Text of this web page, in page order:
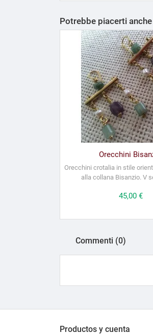
Potrebbe piacerti anche
Orecchini
Orecchini crotalia in stile
alla collana Bisanzio. V
Prezzo
45,00 €
Commenti (0)
Productos y cuenta